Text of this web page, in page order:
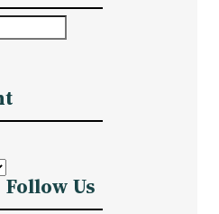
Follow Us